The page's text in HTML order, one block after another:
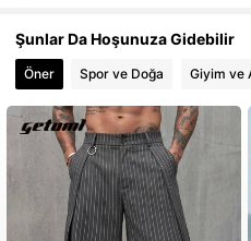
4,60 1.1K Takipçiler
4,60 1.1K Takipçiler
4,60 1.1K Takipçiler
4,60 1.1K Takipçiler
Şunlar Da Hoşunuza Gidebilir
Öner Spor ve Doğa Giyim ve